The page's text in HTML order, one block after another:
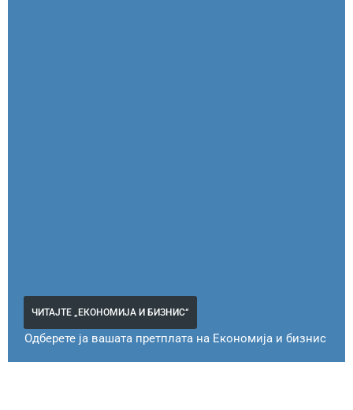
ЧИТАЈТЕ „ЕКОНОМИЈА И БИЗНИС“
Одберете ја вашата претплата на Економија и бизнис